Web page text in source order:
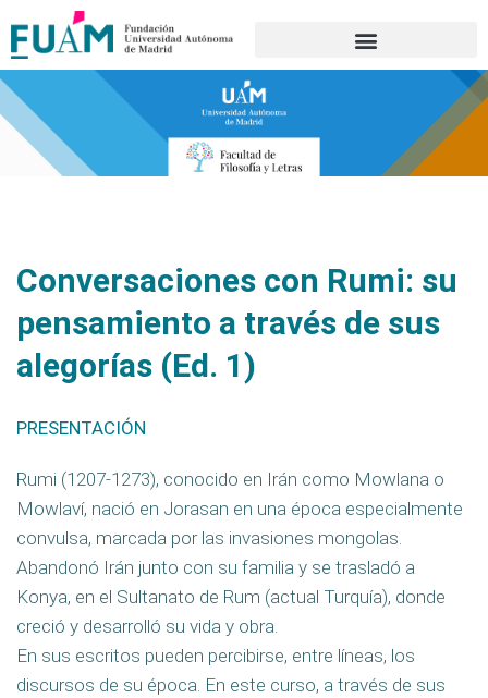
Conversaciones con Rumi: su
pensamiento a través de sus
alegorías (Ed. 1)
PRESENTACIÓN
Rumi (1207-1273), conocido en Irán como Mowlana o
Mowlaví, nació en Jorasan en una época especialmente
convulsa, marcada por las invasiones mongolas.
Abandonó Irán junto con su familia y se trasladó a
Konya, en el Sultanato de Rum (actual Turquía), donde
creció y desarrolló su vida y obra.
En sus escritos pueden percibirse, entre líneas, los
discursos de su época. En este curso, a través de sus